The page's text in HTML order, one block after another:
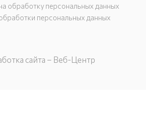
обработку персональных данных
персональных данных
сайта – Веб-Центр